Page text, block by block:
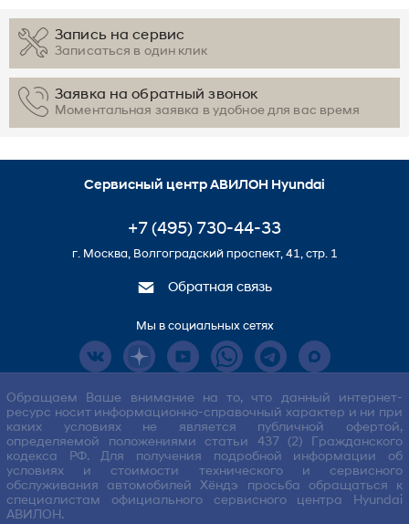
Запись на сервис
Записаться в один клик
Заявка на обратный звонок
Моментальная заявка в удобное для вас время
Сервисный центр АВИЛОН Hyundai
+7 (495) 730-44-33
г. Москва, Волгоградский проспект, 41, стр. 1
Обратная связь
Мы в социальных сетях
Обращаем Ваше внимание на то, что данный интернет-
ресурс носит информационно-справочный характер и ни при
каких условиях не является публичной офертой,
определяемой положениями статьи 437 (2) Гражданского
кодекса РФ. Для получения подробной информации об
условиях и стоимости технического и сервисного
обслуживания автомобилей Хёндэ просьба обращаться к
специалистам официального сервисного центра Hyundai
АВИЛОН.